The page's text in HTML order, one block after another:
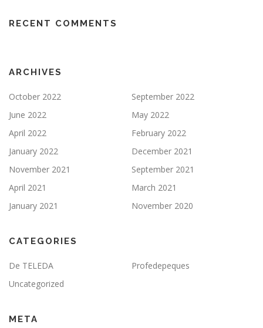
RECENT COMMENTS
ARCHIVES
October 2022
September 2022
June 2022
May 2022
April 2022
February 2022
January 2022
December 2021
November 2021
September 2021
April 2021
March 2021
January 2021
November 2020
CATEGORIES
De TELEDA
Profedepeques
Uncategorized
META